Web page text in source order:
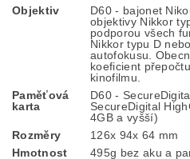
Objektiv
D60 - bajonet
objektivy Nikkor
podporou všech
Nikkor typu D
autofokusu.
koeficient
kinofilmu.
Paměťová
karta
D60 -
SecureDigital
4GB a vyšší)
Rozměry
126x 94x 64 mm
Hmotnost
495g bez aku a